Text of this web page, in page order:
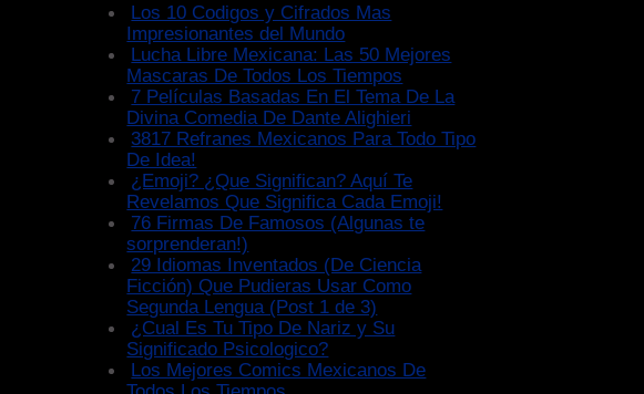
Los 10 Codigos y Cifrados Mas
Impresionantes del Mundo
Lucha Libre Mexicana: Las 50 Mejores
Mascaras De Todos Los Tiempos
7 Películas Basadas En El Tema De La
Divina Comedia De Dante Alighieri
3817 Refranes Mexicanos Para Todo Tipo
De Idea!
¿Emoji? ¿Que Significan? Aquí Te
Revelamos Que Significa Cada Emoji!
76 Firmas De Famosos (Algunas te
sorprenderan!)
29 Idiomas Inventados (De Ciencia
Ficción) Que Pudieras Usar Como
Segunda Lengua (Post 1 de 3)
¿Cual Es Tu Tipo De Nariz y Su
Significado Psicologico?
Los Mejores Comics Mexicanos De